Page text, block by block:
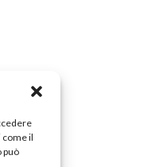
il
può